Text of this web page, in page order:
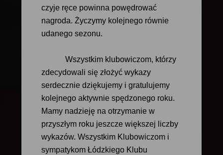
czyje ręce powinna powędrować
nagroda. Życzymy kolejnego równie
udanego sezonu.
Wszystkim klubowiczom, którzy
zdecydowali się złożyć wykazy
serdecznie dziękujemy i gratulujemy
kolejnego aktywnie spędzonego roku.
Mamy nadzieję na otrzymanie w
przyszłym roku jeszcze większej liczby
wykazów. Wszystkim Klubowiczom i
sympatykom Łódzkiego Klubu